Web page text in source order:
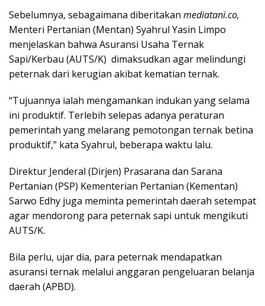
Sebelumnya, sebagaimana diberitakan mediatani.co,
Menteri Pertanian (Mentan) Syahrul Yasin Limpo
menjelaskan bahwa Asuransi Usaha Ternak
Sapi/Kerbau (AUTS/K) dimaksudkan agar melindungi
peternak dari kerugian akibat kematian ternak.
“Tujuannya ialah mengamankan indukan yang selama
ini produktif. Terlebih selepas adanya peraturan
pemerintah yang melarang pemotongan ternak betina
produktif,” kata Syahrul, beberapa waktu lalu.
Direktur Jenderal (Dirjen) Prasarana dan Sarana
Pertanian (PSP) Kementerian Pertanian (Kementan)
Sarwo Edhy juga meminta pemerintah daerah setempat
agar mendorong para peternak sapi untuk mengikuti
AUTS/K.
Bila perlu, ujar dia, para peternak mendapatkan
asuransi ternak melalui anggaran pengeluaran belanja
daerah (APBD).